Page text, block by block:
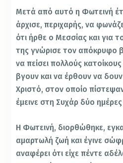
Μετά από αυτό η Φωτεινή
άρχισε, περιχαρής, να
ότι ήρθε ο Μεσσίας και για
της γνώρισε τον απόκρυφο
να πείσει πολλούς
βγουν και να έρθουν να
Χριστό, στον οποίο
έμεινε στη Συχάρ δύο
Η Φωτεινή, διορθώθηκε,
αμαρτωλή ζωή και έγινε
αναφέρει ότι είχε πέντε